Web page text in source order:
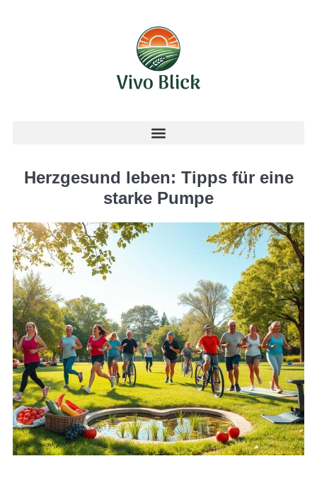
Herzgesund leben: Tipps für eine
starke Pumpe